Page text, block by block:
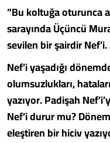
“Bu koltuğa oturunca
sarayında Üçüncü
sevilen bir şairdir
Nef’i yaşadığı
olumsuzlukları,
yazıyor. Padişah
Nef’i durur mu?
eleştiren bir hiciv